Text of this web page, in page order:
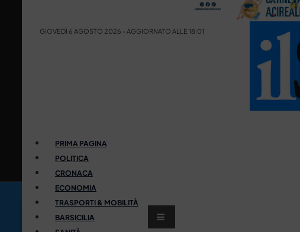
GIOVEDÌ 6 AGOSTO 2026 - AGGIORNATO ALLE 18:01
PRIMA PAGINA
POLITICA
CRONACA
ECONOMIA
TRASPORTI & MOBILITÀ
BARSICILIA